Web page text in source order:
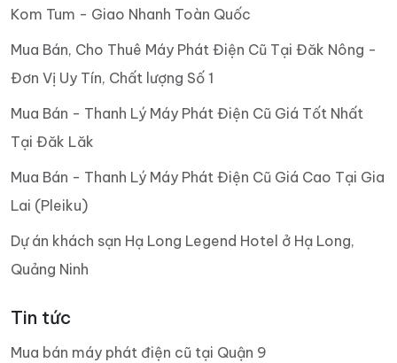
Kom Tum - Giao Nhanh Toàn Quốc
Mua Bán, Cho Thuê Máy Phát Điện Cũ Tại Đăk Nông -
Đơn Vị Uy Tín, Chất lượng Số 1
Mua Bán - Thanh Lý Máy Phát Điện Cũ Giá Tốt Nhất
Tại Đăk Lăk
Mua Bán - Thanh Lý Máy Phát Điện Cũ Giá Cao Tại Gia
Lai (Pleiku)
Dự án khách sạn Hạ Long Legend Hotel ở Hạ Long,
Quảng Ninh
Tin tức
Mua bán máy phát điện cũ tại Quận 9